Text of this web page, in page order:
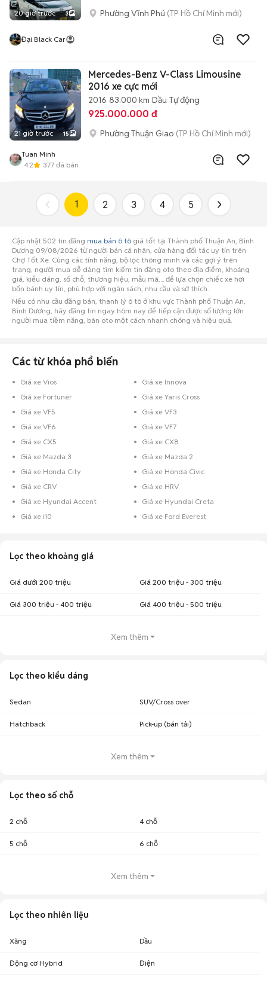
20 giờ trước 3 Phường Vĩnh Phú (TP Hồ Chí Minh mới)
Đại Black Car
21 giờ trước 15
Mercedes-Benz V-Class Limousine
2016 xe cực mới
2016 83.000 km Dầu Tự động
925.000.000 đ
Phường Thuận Giao (TP Hồ Chí Minh mới)
Tuan Minh
4.2
377 đã bán
1 2 3 4 5
Cập nhật 502 tin đăng mua bán ô tô giá tốt tại Thành phố Thuận An, Bình
Dương 09/08/2026 từ người bán cá nhân, cửa hàng đối tác uy tín trên
Chợ Tốt Xe. Cùng các tính năng, bộ lọc thông minh và các gợi ý trên
trang, người mua dễ dàng tìm kiếm tin đăng oto theo địa điểm, khoảng
giá, kiểu dáng, số chỗ, thương hiệu, mẫu mã,... để lựa chọn chiếc xe hơi
bốn bánh uy tín, phù hợp với ngân sách, nhu cầu và sở thích.
Nếu có nhu cầu đăng bán, thanh lý ô tô ở khu vực Thành phố Thuận An,
Bình Dương, hãy đăng tin ngay hôm nay để tiếp cận được số lượng lớn
người mua tiềm năng, bán oto một cách nhanh chóng và hiệu quả.
Các từ khóa phổ biến
Giá xe Vios
Giá xe Innova
Giá xe Fortuner
Giá xe Yaris Cross
Giá xe VF5
Giá xe VF3
Giá xe VF6
Giá xe VF7
Giá xe CX5
Giá xe CX8
Giá xe Mazda 3
Giá xe Mazda 2
Giá xe Honda City
Giá xe Honda Civic
Giá xe CRV
Giá xe HRV
Giá xe Hyundai Accent
Giá xe Hyundai Creta
Giá xe i10
Giá xe Ford Everest
Lọc theo khoảng giá
Giá dưới 200 triệu Giá 200 triệu - 300 triệu
Giá 300 triệu - 400 triệu Giá 400 triệu - 500 triệu
Xem thêm
Lọc theo kiểu dáng
Sedan SUV/Cross over
Hatchback Pick-up (bán tải)
Xem thêm
Lọc theo số chỗ
2 chỗ 4 chỗ
5 chỗ 6 chỗ
Xem thêm
Lọc theo nhiên liệu
Xăng Dầu
Động cơ Hybrid Điện